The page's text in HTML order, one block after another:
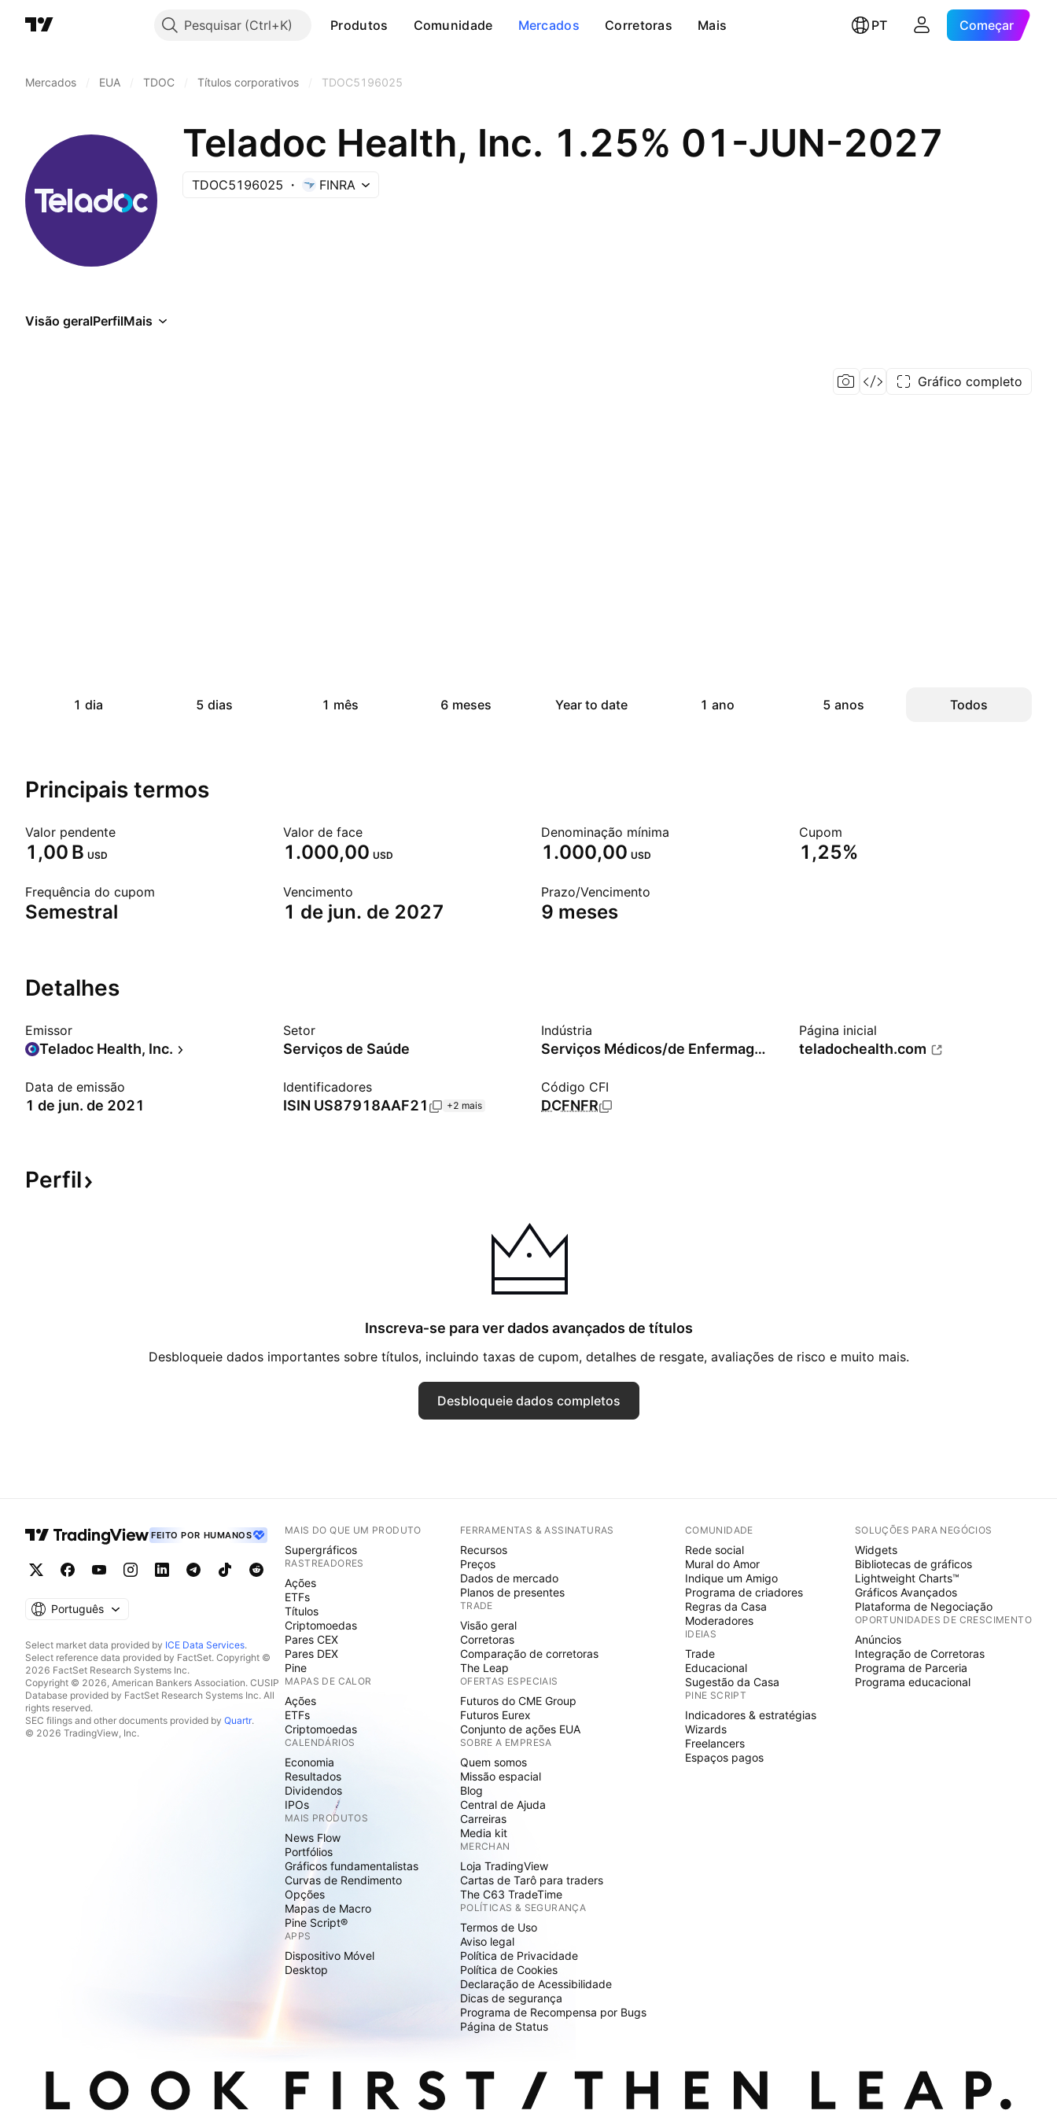
Pesquisar Produtos Comunidade Mercados Corretoras Mais PT Começar
Mercados EUA TDOC Títulos corporativos TDOC5196025
Teladoc Health, Inc. 1.25% 01-JUN-2027
TDOC5196025 FINRA
Visão geralPerfilMais
Gráfico completo
1 dia 5 dias 1 mês 6 meses Year to date 1 ano 5 anos Todos
Principais termos
Valor pendente
‪1,00 B‬ USD
Valor de face
1.000,00 USD
Denominação mínima
1.000,00 USD
Cupom
1,25%
Frequência do cupom
Semestral
Vencimento
1 de jun. de 2027
Prazo/Vencimento
9 meses
Detalhes
Emissor
Teladoc Health, Inc.
Setor
Serviços de Saúde
Indústria
Serviços Médicos/de Enfermagem
Página inicial
teladochealth.com
Data de emissão
1 de jun. de 2021
Identificadores
ISIN US87918AAF21 +2 mais
Código CFI
DCFNFR
Perfil
Inscreva‑se para ver dados avançados de títulos
Desbloqueie dados importantes sobre títulos, incluindo taxas de cupom, detalhes de resgate, avaliações de risco e muito mais.
Desbloqueie dados completos
FEITO POR HUMANOS
Português
Select market data provided by ICE Data Services.
Select reference data provided by FactSet. Copyright ©
2026 FactSet Research Systems Inc.
Copyright © 2026, American Bankers Association. CUSIP
Database provided by FactSet Research Systems Inc. All
rights reserved.
SEC filings and other documents provided by Quartr.
© 2026 TradingView, Inc.
MAIS DO QUE UM PRODUTO
Supergráficos
RASTREADORES
Ações
ETFs
Títulos
Criptomoedas
Pares CEX
Pares DEX
Pine
MAPAS DE CALOR
Ações
ETFs
Criptomoedas
CALENDÁRIOS
Economia
Resultados
Dividendos
IPOs
MAIS PRODUTOS
News Flow
Portfólios
Gráficos fundamentalistas
Curvas de Rendimento
Opções
Mapas de Macro
Pine Script®
APPS
Dispositivo Móvel
Desktop
FERRAMENTAS & ASSINATURAS
Recursos
Preços
Dados de mercado
Planos de presentes
TRADE
Visão geral
Corretoras
Comparação de corretoras
The Leap
OFERTAS ESPECIAIS
Futuros do CME Group
Futuros Eurex
Conjunto de ações EUA
SOBRE A EMPRESA
Quem somos
Missão espacial
Blog
Central de Ajuda
Carreiras
Media kit
MERCHAN
Loja TradingView
Cartas de Tarô para traders
The C63 TradeTime
POLÍTICAS & SEGURANÇA
Termos de Uso
Aviso legal
Política de Privacidade
Política de Cookies
Declaração de Acessibilidade
Dicas de segurança
Programa de Recompensa por Bugs
Página de Status
COMUNIDADE
Rede social
Mural do Amor
Indique um Amigo
Programa de criadores
Regras da Casa
Moderadores
IDEIAS
Trade
Educacional
Sugestão da Casa
PINE SCRIPT
Indicadores & estratégias
Wizards
Freelancers
Espaços pagos
SOLUÇÕES PARA NEGÓCIOS
Widgets
Bibliotecas de gráficos
Lightweight Charts™
Gráficos Avançados
Plataforma de Negociação
OPORTUNIDADES DE CRESCIMENTO
Anúncios
Integração de Corretoras
Programa de Parceria
Programa educacional